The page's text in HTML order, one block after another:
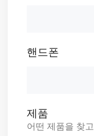
증가함에 따라 현
빠르게 성장하고
소입니다. • 재생
풍력 터빈 날개,
핸드폰
제품
어떤 제품을 찾